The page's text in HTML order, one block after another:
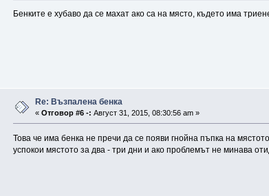
Бенките е хубаво да се махат ако са на място, където има
Re: Възпалена бенка
«Отговор #6 -: Август 31, 2015, 08:30:56 am »
Това че има бенка не пречи да се появи гнойна пъпка на
успокои мястото за два - три дни и ако проблемът не минава